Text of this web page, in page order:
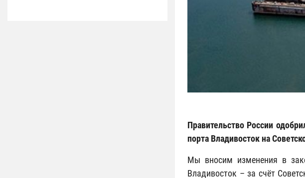
Правительство России
порта Владивосток на
Мы вносим изменения в
Владивосток – за счёт